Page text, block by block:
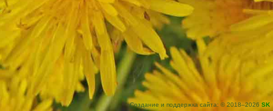
Создание и поддержка сайта: © 2018–2026 SK